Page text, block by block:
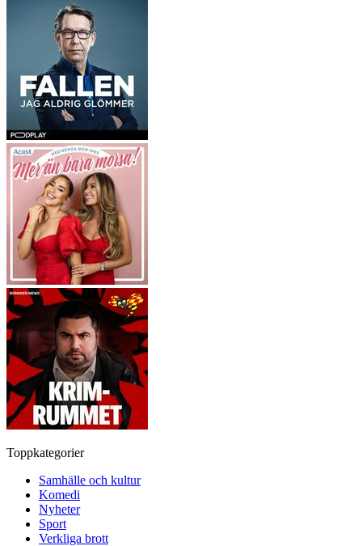
Toppkategorier
Samhälle och kultur
Komedi
Nyheter
Sport
Verkliga brott